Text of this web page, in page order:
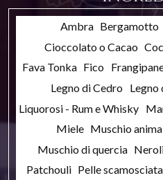
Ambra Bergamotto
Cioccolato o Cacao
Fava Tonka Fico
Legno di Cedro Legno
Liquorosi - Rum e Whisky
Miele Muschio
Muschio di quercia
Patchouli Pelle scamosciata